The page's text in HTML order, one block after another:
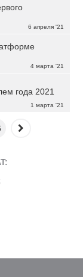
6 апреля '21
4 марта '21
1 марта '21
года 2021